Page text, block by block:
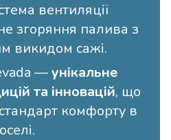
вентиляції
згоряння палива з
викидом сажі.
—унікальне
та інновацій, що
комфорту в
оселі.